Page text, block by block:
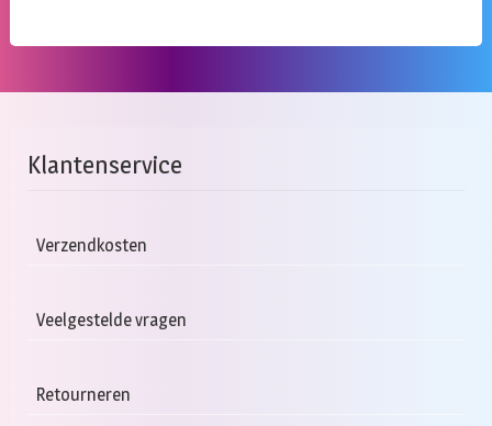
Klantenservice
Verzendkosten
Veelgestelde vragen
Retourneren